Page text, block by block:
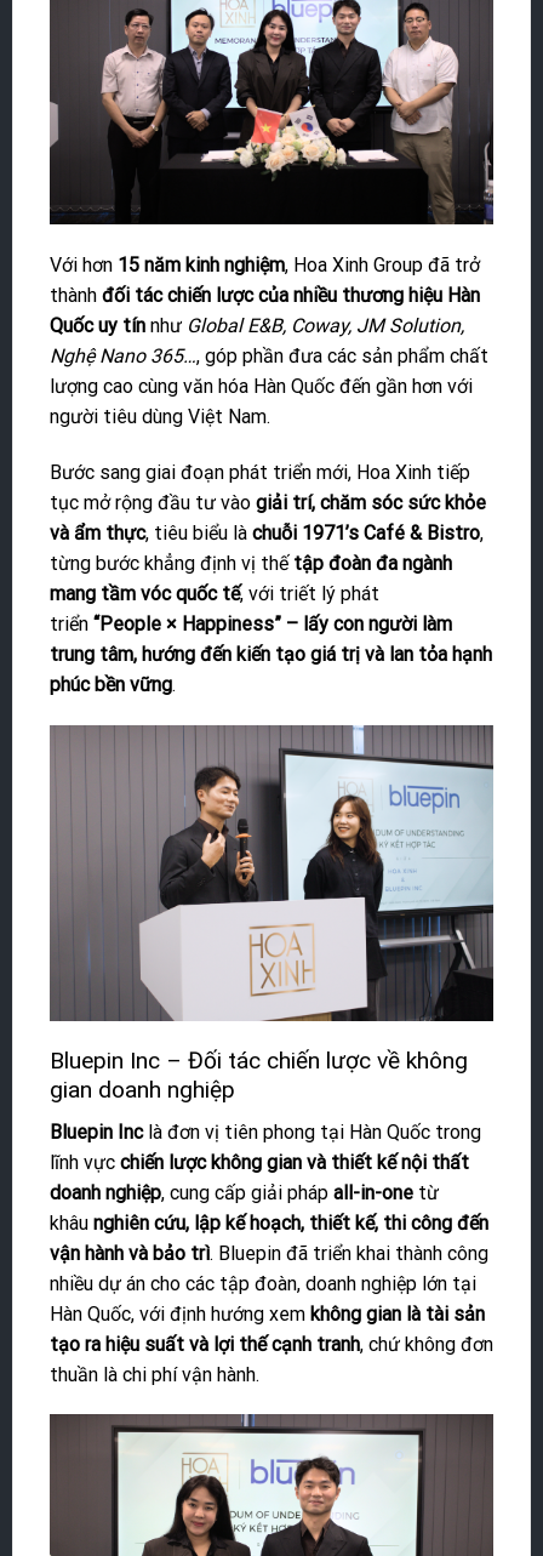
Với hơn 15 năm kinh nghiệm, Hoa Xinh Group đã trở
thành đối tác chiến lược của nhiều thương hiệu Hàn
Quốc uy tín như Global E&B, Coway, JM Solution,
Nghệ Nano 365…, góp phần đưa các sản phẩm chất
lượng cao cùng văn hóa Hàn Quốc đến gần hơn với
người tiêu dùng Việt Nam.
Bước sang giai đoạn phát triển mới, Hoa Xinh tiếp
tục mở rộng đầu tư vào giải trí, chăm sóc sức khỏe
và ẩm thực, tiêu biểu là chuỗi 1971’s Café & Bistro,
từng bước khẳng định vị thế tập đoàn đa ngành
mang tầm vóc quốc tế, với triết lý phát
triển “People × Happiness” – lấy con người làm
trung tâm, hướng đến kiến tạo giá trị và lan tỏa hạnh
phúc bền vững.
Bluepin Inc – Đối tác chiến lược về không
gian doanh nghiệp
Bluepin Inclà đơn vị tiên phong tại Hàn Quốc trong
lĩnh vực chiến lược không gian và thiết kế nội thất
doanh nghiệp, cung cấp giải pháp all-in-one từ
khâu nghiên cứu, lập kế hoạch, thiết kế, thi công đến
vận hành và bảo trì. Bluepin đã triển khai thành công
nhiều dự án cho các tập đoàn, doanh nghiệp lớn tại
Hàn Quốc, với định hướng xem không gian là tài sản
tạo ra hiệu suất và lợi thế cạnh tranh, chứ không đơn
thuần là chi phí vận hành.